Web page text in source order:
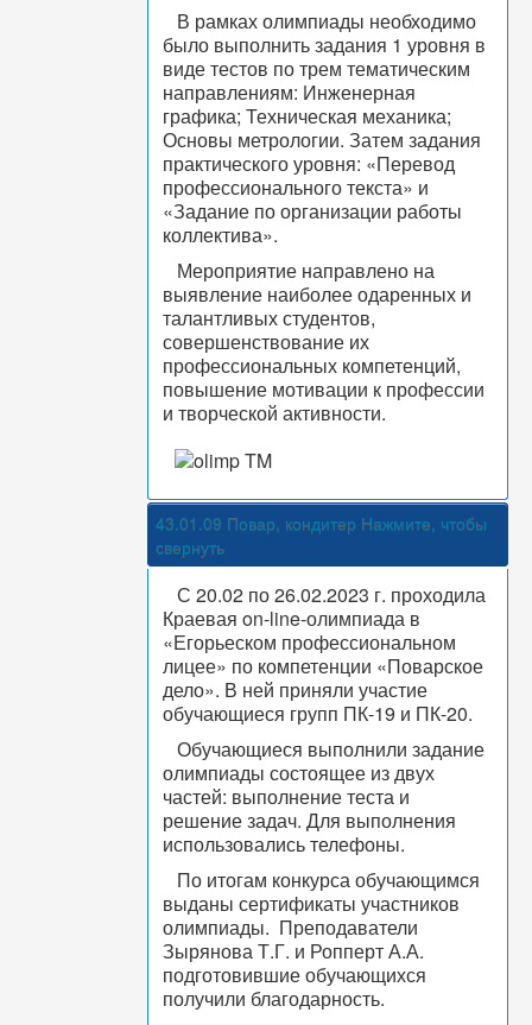
В рамках олимпиады необходимо
было выполнить задания 1 уровня в
виде тестов по трем тематическим
направлениям: Инженерная
графика; Техническая механика;
Основы метрологии. Затем задания
практического уровня: «Перевод
профессионального текста» и
«Задание по организации работы
коллектива».
Мероприятие направлено на
выявление наиболее одаренных и
талантливых студентов,
совершенствование их
профессиональных компетенций,
повышение мотивации к профессии
и творческой активности.
43.01.09 Повар, кондитер Нажмите, чтобы
свернуть
С 20.02 по 26.02.2023 г. проходила
Краевая on-line-олимпиада в
«Егорьеском профессиональном
лицее» по компетенции «Поварское
дело». В ней приняли участие
обучающиеся групп ПК-19 и ПК-20.
Обучающиеся выполнили задание
олимпиады состоящее из двух
частей: выполнение теста и
решение задач. Для выполнения
использовались телефоны.
По итогам конкурса обучающимся
выданы сертификаты участников
олимпиады. Преподаватели
Зырянова Т.Г. и Ропперт А.А.
подготовившие обучающихся
получили благодарность.